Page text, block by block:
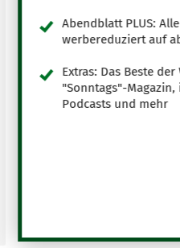
Abendblatt PLUS:
werbereduziert auf
Extras: Das Beste
"Sonntags"-Magazin,
Podcasts und mehr